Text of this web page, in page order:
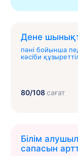
Дене
пәні бойынша
кәсіби
80/108сағат
Білім
сапасын